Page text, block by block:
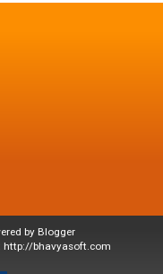
by Blogger
http://bhavyasoft.com